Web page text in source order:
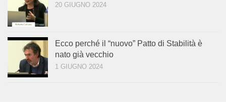
20 GIUGNO 2024
Ecco perché il “nuovo” Patto di Stabilità è
nato già vecchio
1 GIUGNO 2024